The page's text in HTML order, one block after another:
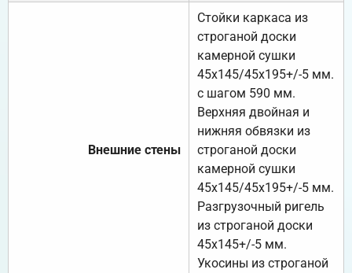
Внешние стены
Стойки каркаса из
строганой доски
камерной сушки
45х145/45х195+/-5 мм.
с шагом 590 мм.
Верхняя двойная и
нижняя обвязки из
строганой доски
камерной сушки
45х145/45х195+/-5 мм.
Разгрузочный ригель
из строганой доски
45х145+/-5 мм.
Укосины из строганой